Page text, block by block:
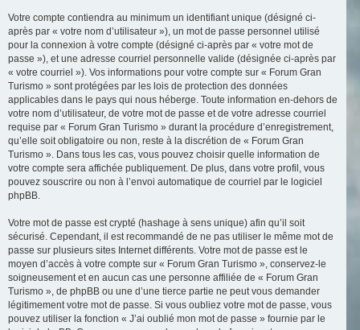
Votre compte contiendra au minimum un identifiant unique (désigné ci-
après par « votre nom d’utilisateur »), un mot de passe personnel utilisé
pour la connexion à votre compte (désigné ci-après par « votre mot de
passe »), et une adresse courriel personnelle valide (désignée ci-après par
« votre courriel »). Vos informations pour votre compte sur « Forum Gran
Turismo » sont protégées par les lois de protection des données
applicables dans le pays qui nous héberge. Toute information en-dehors de
votre nom d’utilisateur, de votre mot de passe et de votre adresse courriel
requise par « Forum Gran Turismo » durant la procédure d’enregistrement,
qu’elle soit obligatoire ou non, reste à la discrétion de « Forum Gran
Turismo ». Dans tous les cas, vous pouvez choisir quelle information de
votre compte sera affichée publiquement. De plus, dans votre profil, vous
pouvez souscrire ou non à l’envoi automatique de courriel par le logiciel
phpBB.
Votre mot de passe est crypté (hashage à sens unique) afin qu’il soit
sécurisé. Cependant, il est recommandé de ne pas utiliser le même mot de
passe sur plusieurs sites Internet différents. Votre mot de passe est le
moyen d’accès à votre compte sur « Forum Gran Turismo », conservez-le
soigneusement et en aucun cas une personne affiliée de « Forum Gran
Turismo », de phpBB ou une d’une tierce partie ne peut vous demander
légitimement votre mot de passe. Si vous oubliez votre mot de passe, vous
pouvez utiliser la fonction « J’ai oublié mon mot de passe » fournie par le